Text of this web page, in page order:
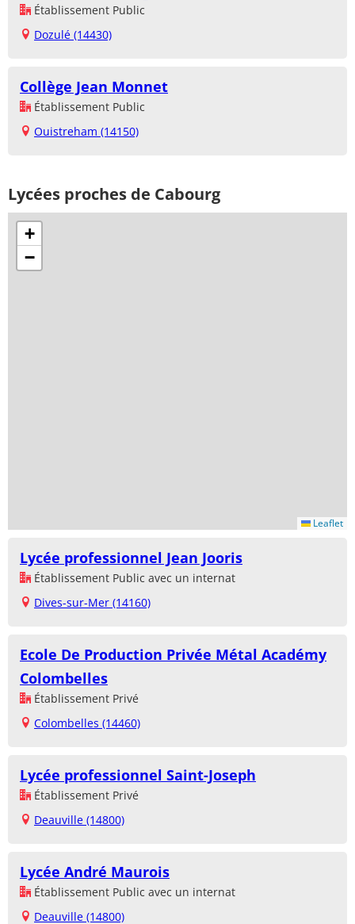
Établissement Public
Dozulé (14430)
Collège Jean Monnet
Établissement Public
Ouistreham (14150)
Lycées proches de Cabourg
+
−
Leaflet
Lycée professionnel Jean Jooris
Établissement Public avec un internat
Dives-sur-Mer (14160)
Ecole De Production Privée Métal Académy
Colombelles
Établissement Privé
Colombelles (14460)
Lycée professionnel Saint-Joseph
Établissement Privé
Deauville (14800)
Lycée André Maurois
Établissement Public avec un internat
Deauville (14800)